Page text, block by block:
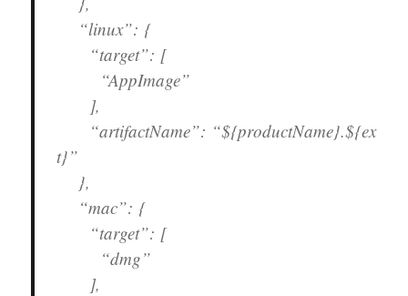
“linux”: {
“target”: [
“AppImage”
],
“artifactName”: “${productName}.${ex
t}”
},
“mac”: {
“target”: [
“dmg”
],